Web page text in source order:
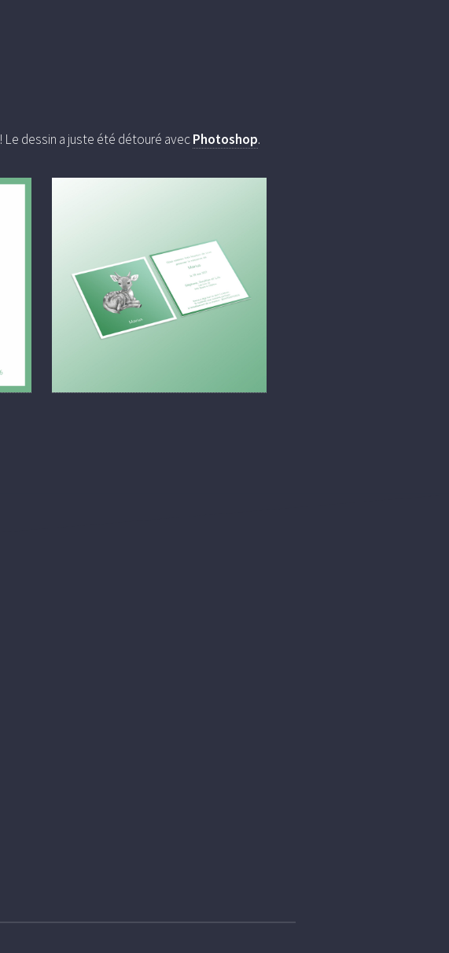
! Le dessin a juste été détouré avecPhotoshop.